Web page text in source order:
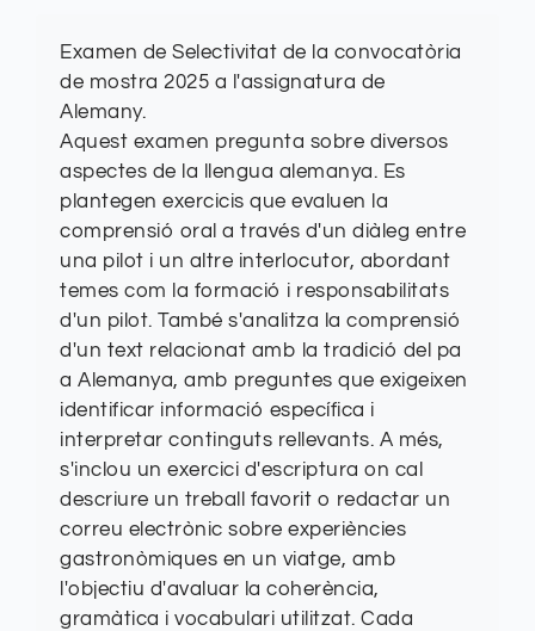
Examen de Selectivitat de la convocatòria
de mostra 2025 a l'assignatura de
Alemany.
Aquest examen pregunta sobre diversos
aspectes de la llengua alemanya. Es
plantegen exercicis que evaluen la
comprensió oral a través d'un diàleg entre
una pilot i un altre interlocutor, abordant
temes com la formació i responsabilitats
d'un pilot. També s'analitza la comprensió
d'un text relacionat amb la tradició del pa
a Alemanya, amb preguntes que exigeixen
identificar informació específica i
interpretar continguts rellevants. A més,
s'inclou un exercici d'escriptura on cal
descriure un treball favorit o redactar un
correu electrònic sobre experiències
gastronòmiques en un viatge, amb
l'objectiu d'avaluar la coherència,
gramàtica i vocabulari utilitzat. Cada